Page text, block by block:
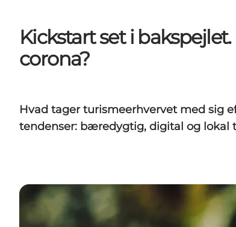
Projektinitiativer 2.0
Kickstart set i
corona?
Hvad tager turismeerhvervet med sig
tendenser: bæredygtig, digital og lokal